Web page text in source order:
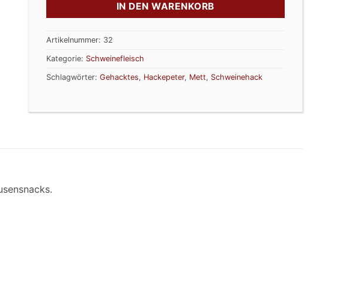
IN DEN WARENKORB
Artikelnummer: 32
Kategorie: Schweinefleisch
Schlagwörter: Gehacktes, Hackepeter, Mett, Schweinehack